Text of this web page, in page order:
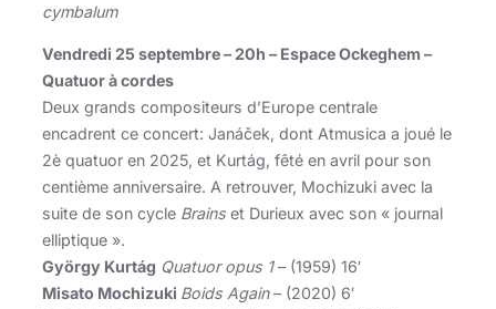
cymbalum
Vendredi 25 septembre – 20h – Espace Ockeghem –
Quatuor à cordes
Deux grands compositeurs d’Europe centrale
encadrent ce concert: Janáček, dont Atmusica a joué le
2è quatuor en 2025, et Kurtág, fêté en avril pour son
centième anniversaire. A retrouver, Mochizuki avec la
suite de son cycle Brains et Durieux avec son « journal
elliptique ».
György Kurtág Quatuor opus 1– (1959) 16′
Misato Mochizuki Boids Again– (2020) 6′